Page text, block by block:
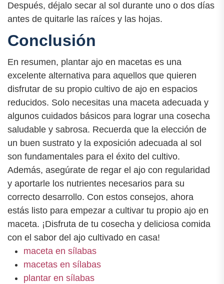
Después, déjalo secar al sol durante uno o dos días
antes de quitarle las raíces y las hojas.
Conclusión
En resumen, plantar ajo en macetas es una
excelente alternativa para aquellos que quieren
disfrutar de su propio cultivo de ajo en espacios
reducidos. Solo necesitas una maceta adecuada y
algunos cuidados básicos para lograr una cosecha
saludable y sabrosa. Recuerda que la elección de
un buen sustrato y la exposición adecuada al sol
son fundamentales para el éxito del cultivo.
Además, asegúrate de regar el ajo con regularidad
y aportarle los nutrientes necesarios para su
correcto desarrollo. Con estos consejos, ahora
estás listo para empezar a cultivar tu propio ajo en
maceta. ¡Disfruta de tu cosecha y deliciosa comida
con el sabor del ajo cultivado en casa!
maceta en sílabas
macetas en sílabas
plantar en sílabas